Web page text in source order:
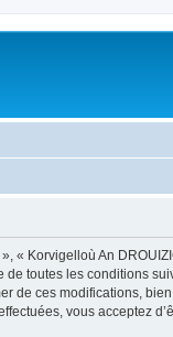
Korvigelloù An
toutes les conditions
de ces modifications,
vous acceptez